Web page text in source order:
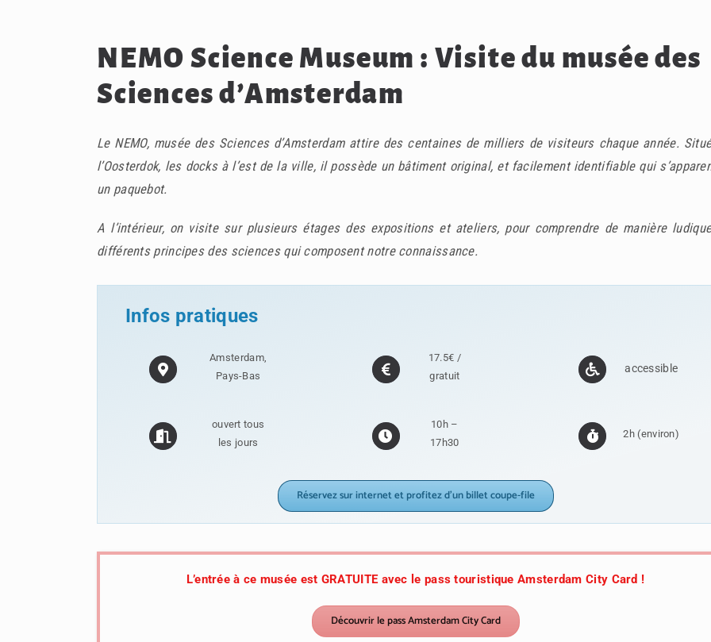
NEMO Science Museum : Visite du musée des
Sciences d’Amsterdam
Le NEMO, musée des Sciences d’Amsterdam attire des centaines de milliers de visiteurs chaque année.
l’Oosterdok, les docks à l’est de la ville, il possède un bâtiment original, et facilement identifiable qui
un paquebot.
A l’intérieur, on visite sur plusieurs étages des expositions et ateliers, pour comprendre de manière
différents principes des sciences qui composent notre connaissance.
Infos pratiques
Amsterdam,
Pays-Bas
17.5€ /
gratuit
accessible
ouvert tous
les jours
10h –
17h30
2h (environ)
Réservez sur internet et profitez d’un billet coupe-file
L’entrée à ce musée est GRATUITE avec le pass touristique Amsterdam City Card !
Découvrir le pass Amsterdam City Card